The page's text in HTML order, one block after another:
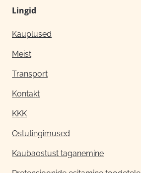
Lingid
Kauplused
Meist
Transport
Kontakt
KKK
Ostutingimused
Kaubaostust taganemine